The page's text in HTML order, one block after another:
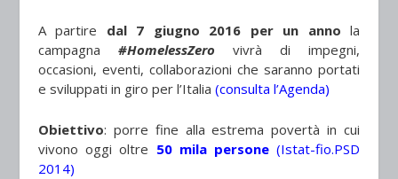
A partire dal 7 giugno 2016 per un anno la
campagna #HomelessZero vivrà di impegni,
occasioni, eventi, collaborazioni che saranno portati
e sviluppati in giro per l’Italia (consulta l’Agenda)
Obiettivo: porre fine alla estrema povertà in cui
vivono oggi oltre 50 mila persone (Istat-fio.PSD
2014)